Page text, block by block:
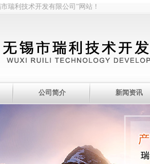
瑞利技术开发有限公司”网站！
公司简介 新闻资讯